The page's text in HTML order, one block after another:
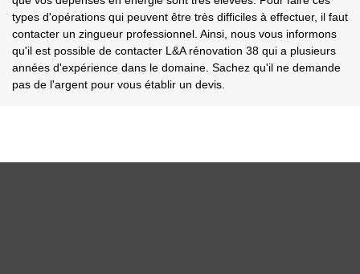
types d'opérations qui peuvent être très difficiles à effectuer, il faut
contacter un zingueur professionnel. Ainsi, nous vous informons
qu'il est possible de contacter L&A rénovation 38 qui a plusieurs
années d'expérience dans le domaine. Sachez qu'il ne demande
pas de l'argent pour vous établir un devis.